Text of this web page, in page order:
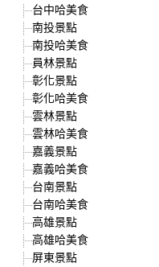
台中哈美食
南投景點
南投哈美食
員林景點
彰化景點
彰化哈美食
雲林景點
雲林哈美食
嘉義景點
嘉義哈美食
台南景點
台南哈美食
高雄景點
高雄哈美食
屏東景點